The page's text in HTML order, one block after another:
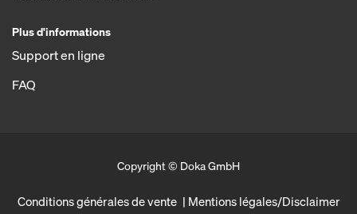
Plus d'informations
Support en ligne
FAQ
Copyright © Doka GmbH
Conditions générales de vente
Mentions légales/Disclaimer